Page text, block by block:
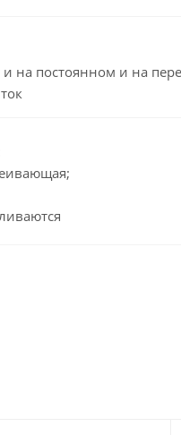
на постоянном и на